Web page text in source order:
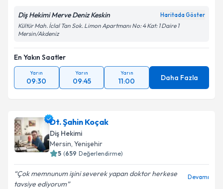
Diş Hekimi Merve Deniz Keskin Haritada Göster
Kültür Mah. İclal Tan Sok. Limon Apartmanı No: 4 Kat: 1 Daire 1
Mersin/Akdeniz
En Yakın Saatler
Yarın
09:30
Yarın
09:45
Yarın
11:00 Daha Fazla
Dt. Şahin Koçak
Diş Hekimi
Mersin, Yenişehir
5 (659 Değerlendirme)
Çok memnunum işini severek yapan doktor herkese
tavsiye ediyorum
Devamı